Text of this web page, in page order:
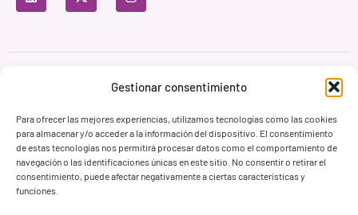
Gestionar consentimiento
Para ofrecer las mejores experiencias, utilizamos tecnologías como las cookies
para almacenar y/o acceder a la información del dispositivo. El consentimiento
de estas tecnologías nos permitirá procesar datos como el comportamiento de
navegación o las identificaciones únicas en este sitio. No consentir o retirar el
consentimiento, puede afectar negativamente a ciertas características y
funciones.
Privacy Policy Terms of Use
Cookie Policy